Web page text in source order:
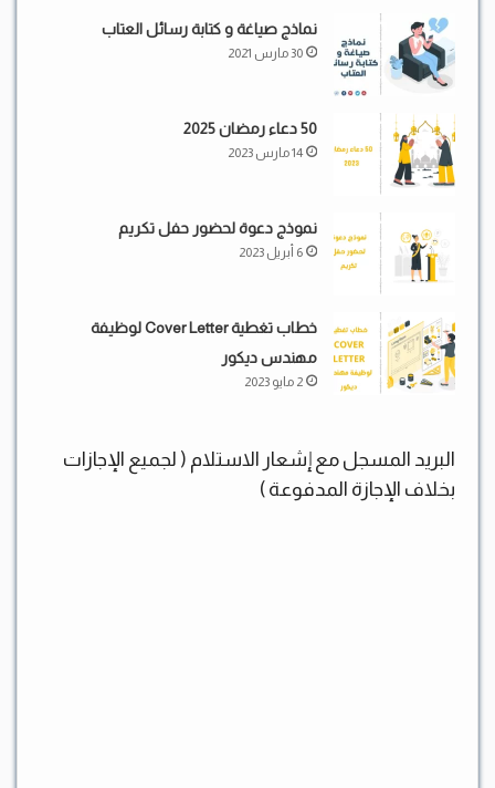
نماذج صياغة و كتابة رسائل العتاب
30 مارس 2021
50 دعاء رمضان 2025
14 مارس 2023
نموذج دعوة لحضور حفل تكريم
6 أبريل 2023
خطاب تغطية Cover Letter لوظيفة
مهندس ديكور
2 مايو 2023
البريد المسجل مع إشعار الاستلام ( لجميع الإجازات
بخلاف الإجازة المدفوعة )